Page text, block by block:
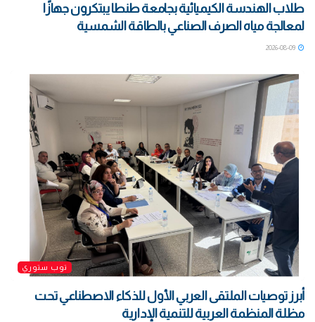
طلاب الهندسة الكيميائية بجامعة طنطا يبتكرون جهازًا
لمعالجة مياه الصرف الصناعي بالطاقة الشمسية
توب ستوري
أبرز توصيات الملتقى العربي الأول للذكاء الاصطناعي تحت
مظلة المنظمة العربية للتنمية الإدارية